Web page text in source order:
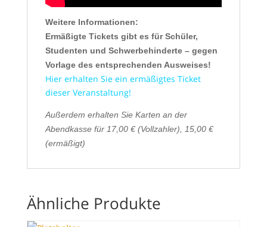
Weitere Informationen:
Ermäßigte Tickets gibt es für Schüler,
Studenten und Schwerbehinderte – gegen
Vorlage des entsprechenden Ausweises!
Hier erhalten Sie ein ermäßigtes Ticket
dieser Veranstaltung!
Außerdem erhalten Sie Karten an der
Abendkasse für 17,00 € (Vollzahler), 15,00 €
(ermäßigt)
Ähnliche Produkte